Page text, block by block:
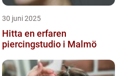
30 juni 2025
Hitta en erfaren
piercingstudio i Malmö